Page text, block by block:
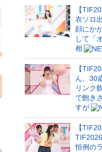
【
衣ソロ
顔にか
して「
相
【
ん、30
リンク
で飽き
すが
【
恒例の